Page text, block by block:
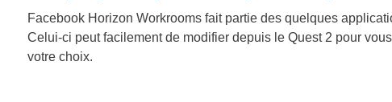
Facebook Horizon Workrooms fait partie des quelques
Celui-ci peut facilement de modifier depuis le Quest 2 pour
votre choix.